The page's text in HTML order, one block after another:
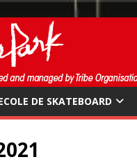
DE SKATEBOARD